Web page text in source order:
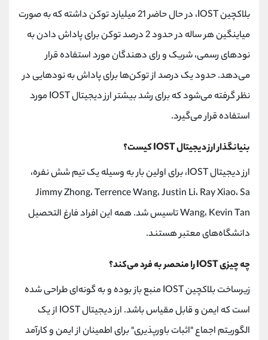
بلاکچین IOST، در حال حاضر 21 میلیارد توکن داشته که به صورت
میاینگین هر ساله در حدود 2 درصد توکن برای پاداش دادن به
نودهای رسمی، شریک و رای‌ دهندگان مورد استفاده قرار
می‌دهد. حدود یک درصد از توکن‌ها برای پاداش به نودهایی در
نظر گرفته می‌شود که برای رشد بیشتر ارز دیجیتال IOST مورد
استفاده قرار می‌گیرد.
بنیانگذار ارز دیجیتال IOST کیست؟
ارز دیجیتال IOST، برای اولین بار به وسیله یک تیم شش نفره،
Jimmy Zhong، Terrence Wang، Justin Li، Ray Xiao، Sa
Wang، Kevin Tan تاسیس شد. همه این افراد فارغ التحصیل
دانشگاه‌های معتبر هستند.
چه چیزی IOST را منحصر به فرد می‌کند؟
زیرساخت بلاکچین IOST منبع باز بوده و به گونه‌ای طراحی شده
است که ایمن و قابل مقیاس باشد. ارز دیجیتال IOST از یک
الگوریتم اجماع "اثبات باورپذیری" برای اطمینان از ایمن و کارآمد